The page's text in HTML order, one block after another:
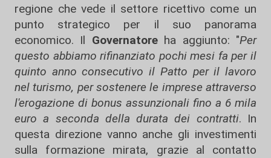
regione che vede il settore ricettivo come un
punto strategico per il suo panorama
economico. Il Governatoreha aggiunto: "Per
questo abbiamo rifinanziato pochi mesi fa per il
quinto anno consecutivo il Patto per il lavoro
nel turismo, per sostenere le imprese attraverso
l'erogazione di bonus assunzionali fino a 6 mila
euro a seconda della durata dei contratti. In
questa direzione vanno anche gli investimenti
sulla formazione mirata, grazie al contatto